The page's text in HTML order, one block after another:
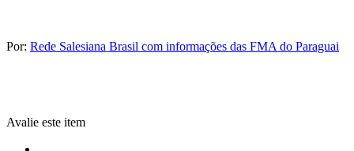
Por: Rede Salesiana Brasil com informações das FMA do Paraguai
Avalie este item